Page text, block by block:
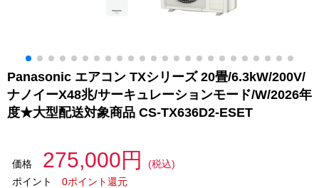
Panasonic エアコン TXシリーズ 20畳/6.3kW/200V/
ナノイーX48兆/サーキュレーションモード/W/2026年
度★大型配送対象商品 CS-TX636D2-ESET
価格 275,000円
(税込)
ポイント
0ポイント還元